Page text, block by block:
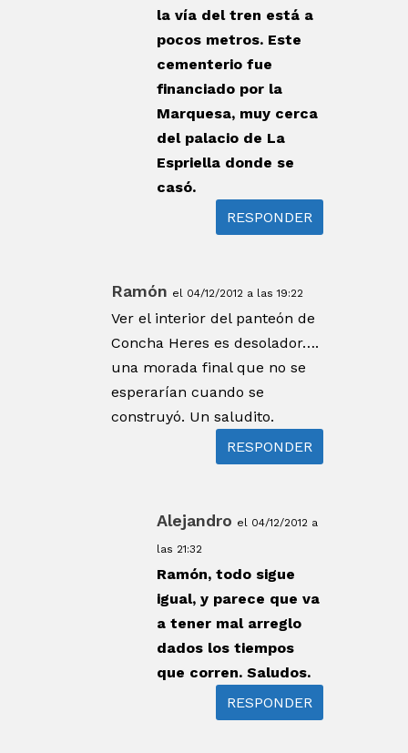
la vía del tren está a
pocos metros. Este
cementerio fue
financiado por la
Marquesa, muy cerca
del palacio de La
Espriella donde se
casó.
RESPONDER
Ramón el 04/12/2012 a las 19:22
Ver el interior del panteón de
Concha Heres es desolador….
una morada final que no se
esperarían cuando se
construyó. Un saludito.
RESPONDER
Alejandro el 04/12/2012 a
las 21:32
Ramón, todo sigue
igual, y parece que va
a tener mal arreglo
dados los tiempos
que corren. Saludos.
RESPONDER